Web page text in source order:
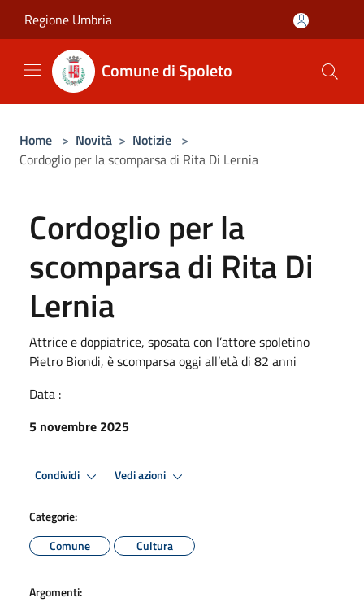
Regione Umbria
Comune di Spoleto
Home > Novità > Notizie >
Cordoglio per la scomparsa di Rita Di Lernia
Cordoglio per la
scomparsa di Rita Di
Lernia
Attrice e doppiatrice, sposata con l’attore spoletino
Pietro Biondi, è scomparsa oggi all’età di 82 anni
Data :
5 novembre 2025
Condividi Vedi azioni
Categorie:
Comune
Cultura
Argomenti: